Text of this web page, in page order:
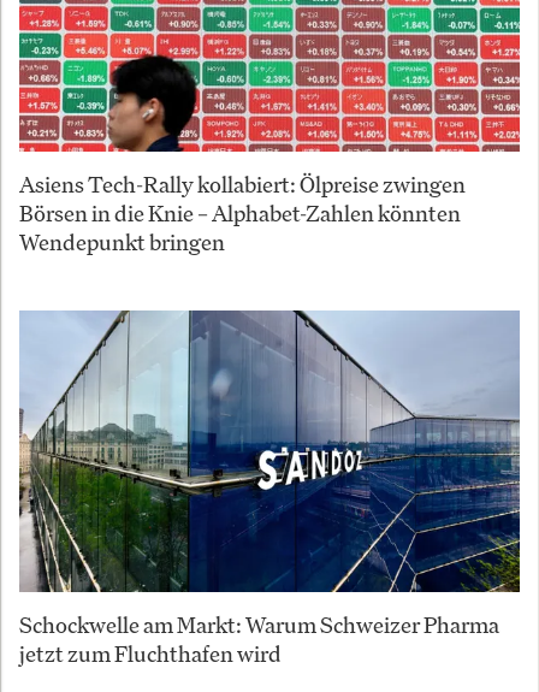
Asiens Tech-Rally kollabiert: Ölpreise zwingen
Börsen in die Knie – Alphabet-Zahlen könnten
Wendepunkt bringen
Schockwelle am Markt: Warum Schweizer Pharma
jetzt zum Fluchthafen wird